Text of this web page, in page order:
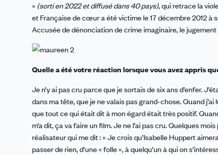
» (sorti en 2022 et diffusé dans 40 pays), qui retrace la
et Française de cœur a été victime le 17 décembre 2012 à
Accusée de dénonciation de crime imaginaire, le
Quelle a été votre réaction lorsque vous avez appris
Je n’y ai pas cru parce que je sortais de six ans d’enfer.
dans ma tête, que je ne valais pas grand-chose. Quand
que tout ce qui était dit à mon égard était très positif.
m’a dit, ça va faire un film. Je ne l’ai pas cru. Quelques
réalisateur qui me dit : « Je crois qu’Isabelle Huppert
passer de rien, d’une « folle », à quelqu’un à qui on